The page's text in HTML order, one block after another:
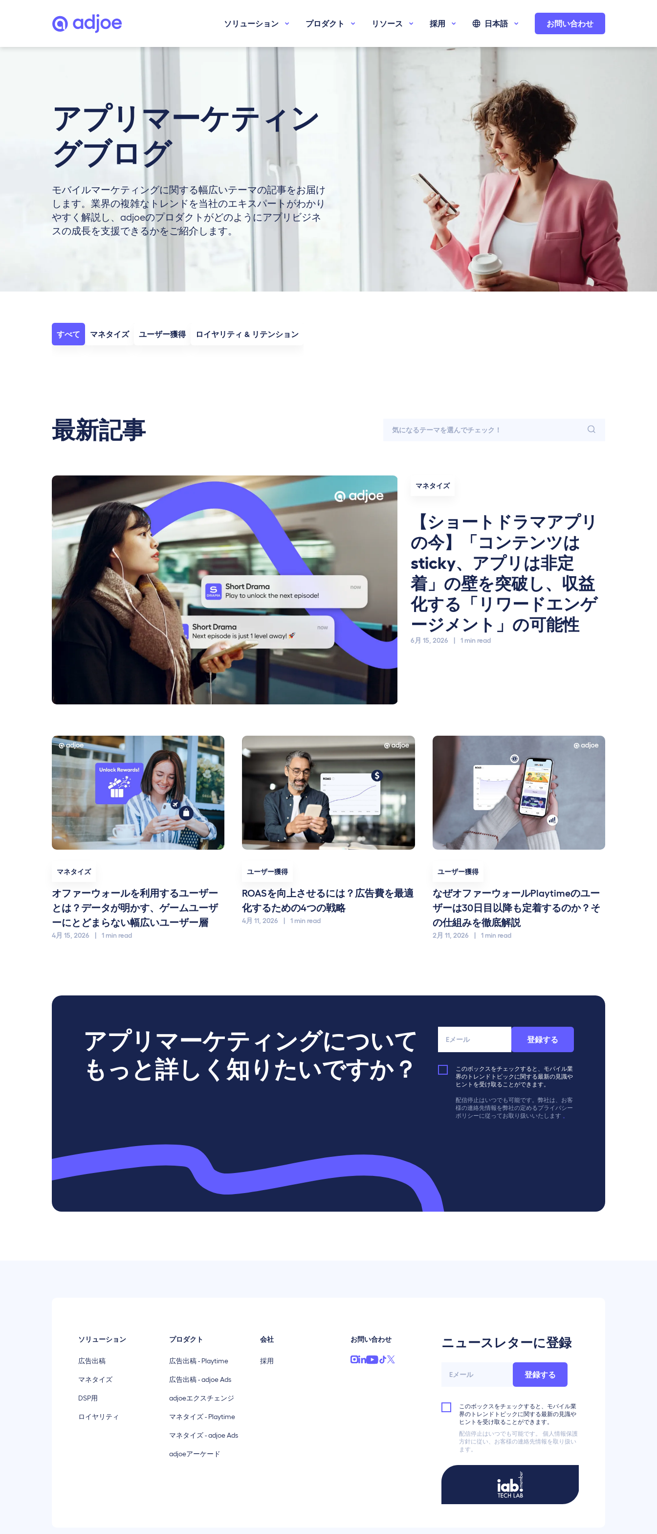
ソリューション プロダクト リソース 採用 日本語 お問い合わせ
アプリマーケティン
グブログ
モバイルマーケティングに関する幅広いテーマの記事をお届け
します。業界の複雑なトレンドを当社のエキスパートがわかり
やすく解説し、adjoeのプロダクトがどのようにアプリビジネ
スの成長を支援できるかをご紹介します。
すべて マネタイズ ユーザー獲得 ロイヤリティ & リテンション
最新記事
マネタイズ
【ショートドラマアプリ
の今】「コンテンツは
sticky、アプリは非定
着」の壁を突破し、収益
化する「リワードエンゲ
ージメント」の可能性
6月 15, 2026 1 min read
マネタイズ
オファーウォールを利用するユーザー
とは？データが明かす、ゲームユーザ
ーにとどまらない幅広いユーザー層
4月 15, 2026 1 min read
ユーザー獲得
ROASを向上させるには？広告費を最適
化するための4つの戦略
4月 11, 2026 1 min read
ユーザー獲得
なぜオファーウォールPlaytimeのユー
ザーは30日目以降も定着するのか？そ
の仕組みを徹底解説
2月 11, 2026 1 min read
アプリマーケティングについて
もっと詳しく知りたいですか？
登録する
このボックスをチェックすると、モバイル業
界のトレンドトピックに関する最新の見識や
ヒントを受け取ることができます。
配信停止はいつでも可能です。弊社は、お客
様の連絡先情報を弊社の定めるプライバシー
ポリシーに従ってお取り扱いいたします 。
ニュースレターに登録
登録する
このボックスをチェックすると、モバイル業
界のトレンドトピックに関する最新の見識や
ヒントを受け取ることができます。
配信停止はいつでも可能です。 個人情報保護
方針に従い、お客様の連絡先情報を取り扱い
ます。
ソリューション
広告出稿
マネタイズ
DSP用
ロイヤリティ
プロダクト
広告出稿 - Playtime
広告出稿 - adjoe Ads
adjoeエクスチェンジ
マネタイズ - Playtime
マネタイズ - adjoe Ads
adjoeアーケード
会社
採用
お問い合わせ